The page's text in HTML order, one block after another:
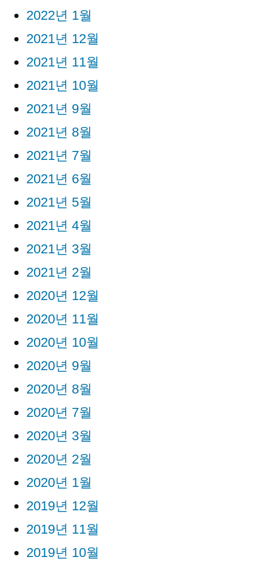
2022년 1월
2021년 12월
2021년 11월
2021년 10월
2021년 9월
2021년 8월
2021년 7월
2021년 6월
2021년 5월
2021년 4월
2021년 3월
2021년 2월
2020년 12월
2020년 11월
2020년 10월
2020년 9월
2020년 8월
2020년 7월
2020년 3월
2020년 2월
2020년 1월
2019년 12월
2019년 11월
2019년 10월